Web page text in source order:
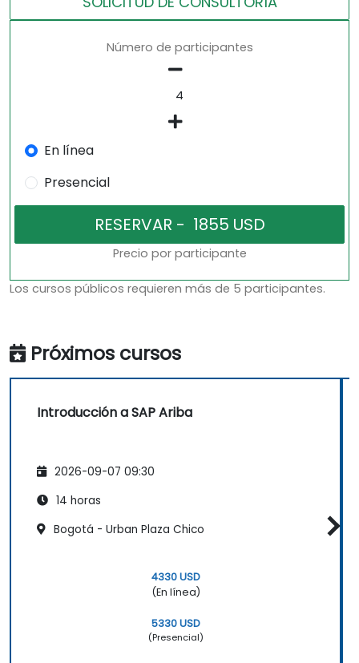
Número de participantes
En línea
Presencial
Precio por participante
Los cursos públicos requieren más de 5 participantes.
Próximos cursos
Introducción a SAP Ariba
2026-09-07 09:30
14 horas
Bogotá - Urban Plaza Chico
4330 USD
(En línea)
5330 USD
(Presencial)